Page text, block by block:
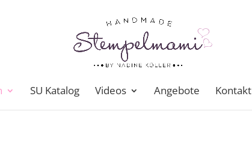
SU Katalog Videos Angebote Kontakt